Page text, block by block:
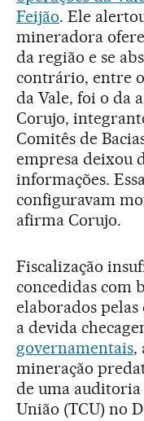
Feijão. Ele
mineradora
da região e se
contrário, entre
da Vale, foi o da
Corujo,
Comitês de
empresa deixou
informações.
configuravam
afirma Corujo.
Fiscalização
concedidas com
elaborados pelas
a devida
governamentais,
mineração
de uma
União (TCU) no